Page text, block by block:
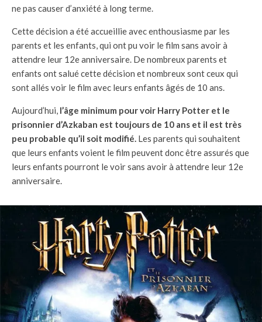
ne pas causer d’anxiété à long terme.
Cette décision a été accueillie avec enthousiasme par les
parents et les enfants, qui ont pu voir le film sans avoir à
attendre leur 12e anniversaire. De nombreux parents et
enfants ont salué cette décision et nombreux sont ceux qui
sont allés voir le film avec leurs enfants âgés de 10 ans.
Aujourd’hui, l’âge minimum pour voir Harry Potter et le
prisonnier d’Azkaban est toujours de 10 ans et il est très
peu probable qu’il soit modifié. Les parents qui souhaitent
que leurs enfants voient le film peuvent donc être assurés que
leurs enfants pourront le voir sans avoir à attendre leur 12e
anniversaire.